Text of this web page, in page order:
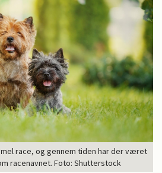
race, og gennem tiden har der været
racenavnet. Foto: Shutterstock